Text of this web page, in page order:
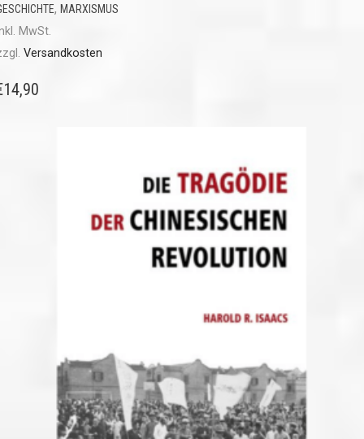
, MARXISMUS
MwSt.
Versandkosten
14,90